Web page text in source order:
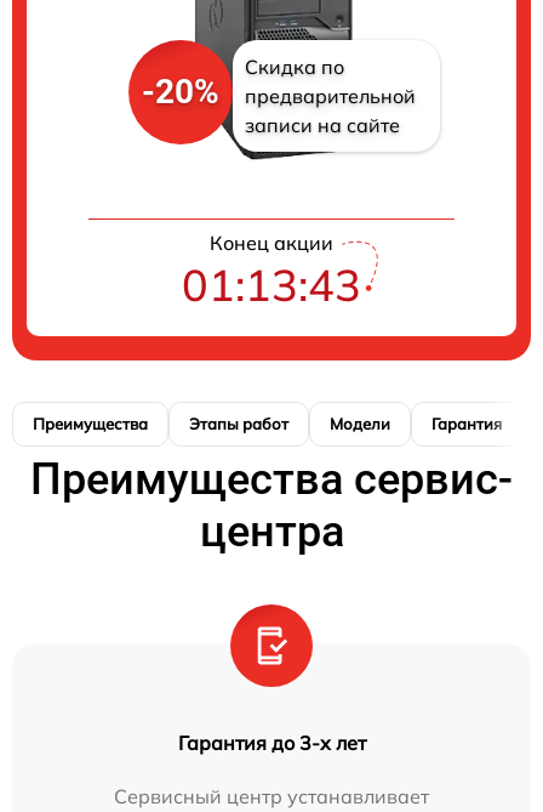
-20%
Скидка по
предварительной
записи на сайте
Конец акции
01:13:42
Преимущества Этапы работ Модели Гарантия
Преимущества сервис-
центра
Гарантия до 3-х лет
Сервисный центр устанавливает